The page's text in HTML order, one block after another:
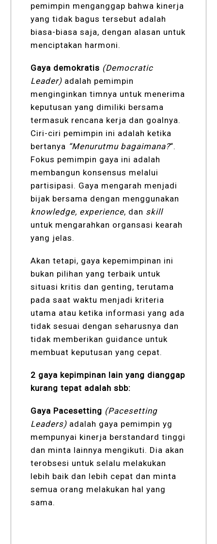
pemimpin menganggap bahwa kinerja
yang tidak bagus tersebut adalah
biasa-biasa saja, dengan alasan untuk
menciptakan harmoni.
Gaya demokratis (Democratic
Leader) adalah pemimpin
menginginkan timnya untuk menerima
keputusan yang dimiliki bersama
termasuk rencana kerja dan goalnya.
Ciri-ciri pemimpin ini adalah ketika
bertanya “Menurutmu bagaimana?“.
Fokus pemimpin gaya ini adalah
membangun konsensus melalui
partisipasi. Gaya mengarah menjadi
bijak bersama dengan menggunakan
knowledge, experience, dan skill
untuk mengarahkan organsasi kearah
yang jelas.
Akan tetapi, gaya kepemimpinan ini
bukan pilihan yang terbaik untuk
situasi kritis dan genting, terutama
pada saat waktu menjadi kriteria
utama atau ketika informasi yang ada
tidak sesuai dengan seharusnya dan
tidak memberikan guidance untuk
membuat keputusan yang cepat.
2 gaya kepimpinan lain yang dianggap
kurang tepat adalah sbb:
Gaya Pacesetting (Pacesetting
Leaders) adalah gaya pemimpin yg
mempunyai kinerja berstandard tinggi
dan minta lainnya mengikuti. Dia akan
terobsesi untuk selalu melakukan
lebih baik dan lebih cepat dan minta
semua orang melakukan hal yang
sama.